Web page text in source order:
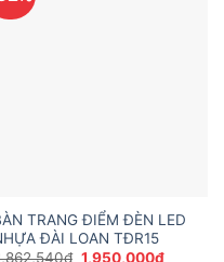
TRANG ĐIỂM ĐÈN LED
ĐÀI LOAN TĐR15
₫ Giá
1,950,000₫Giá